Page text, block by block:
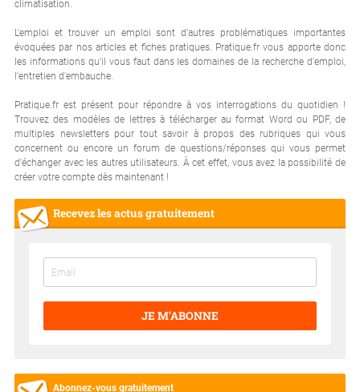
climatisation.
L'emploi et trouver un emploi sont d'autres problématiques importantes
évoquées par nos articles et fiches pratiques. Pratique.fr vous apporte donc
les informations qu'il vous faut dans les domaines de la recherche d'emploi,
l'entretien d'embauche.
Pratique.fr est présent pour répondre à vos interrogations du quotidien !
Trouvez des modèles de lettres à télécharger au format Word ou PDF, de
multiples newsletters pour tout savoir à propos des rubriques qui vous
concernent ou encore un forum de questions/réponses qui vous permet
d'échanger avec les autres utilisateurs. À cet effet, vous avez la possibilité de
créer votre compte dès maintenant !
Recevez les actus gratuitement
JE M'ABONNE
Abonnez-vous gratuitement